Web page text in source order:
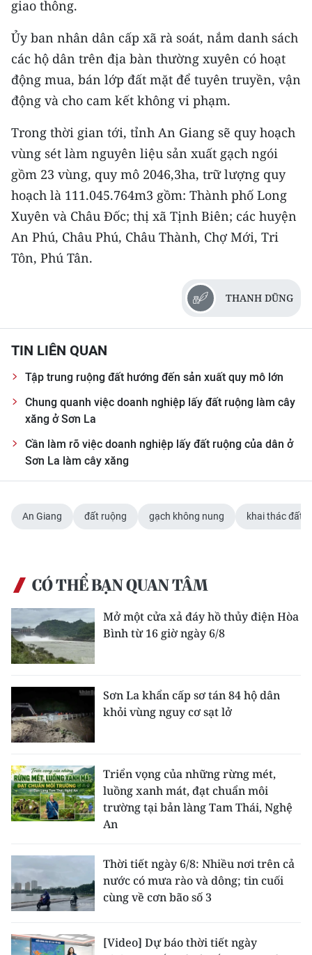
Chuyên trang TP. Hồ Chí Minh
CHUYÊN ĐỀ
CÁC CHUYÊN TRANG
VỀ BÁO NHÂN DÂN
THỜI NAY
NHÂN DÂN CUỐI TUẦN
NHÂN DÂN HẰNG THÁNG
MUA BÁO
ENGLISH
中文
FRANÇAIS
РУССКИЙ
giao thông.
Ủy ban nhân dân cấp xã rà soát, nắm danh sách
các hộ dân trên địa bàn thường xuyên có hoạt
động mua, bán lớp đất mặt để tuyên truyền, vận
động và cho cam kết không vi phạm.
Trong thời gian tới, tỉnh An Giang sẽ quy hoạch
vùng sét làm nguyên liệu sản xuất gạch ngói
gồm 23 vùng, quy mô 2046,3ha, trữ lượng quy
hoạch là 111.045.764m3 gồm: Thành phố Long
Xuyên và Châu Đốc; thị xã Tịnh Biên; các huyện
An Phú, Châu Phú, Châu Thành, Chợ Mới, Tri
Tôn, Phú Tân.
THANH DŨNG
TIN LIÊN QUAN
Tập trung ruộng đất hướng đến sản xuất quy mô lớn
Chung quanh việc doanh nghiệp lấy đất ruộng làm cây
xăng ở Sơn La
Cần làm rõ việc doanh nghiệp lấy đất ruộng của dân ở
Sơn La làm cây xăng
An Giang đất ruộng gạch không nung khai thác đất
CÓ THỂ BẠN QUAN TÂM
Mở một cửa xả đáy hồ thủy điện Hòa
Bình từ 16 giờ ngày 6/8
Sơn La khẩn cấp sơ tán 84 hộ dân
khỏi vùng nguy cơ sạt lở
Triển vọng của những rừng mét,
luồng xanh mát, đạt chuẩn môi
trường tại bản làng Tam Thái, Nghệ
An
Thời tiết ngày 6/8: Nhiều nơi trên cả
nước có mưa rào và dông; tin cuối
cùng về cơn bão số 3
[Video] Dự báo thời tiết ngày